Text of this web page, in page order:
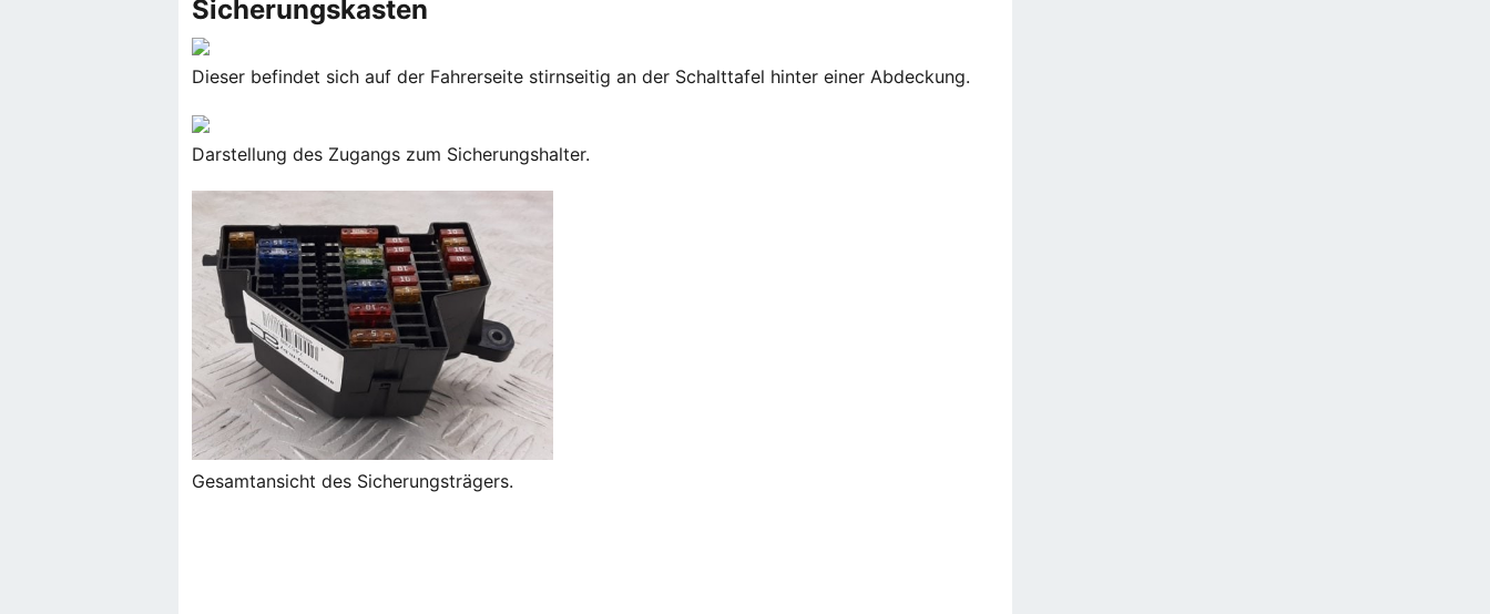
Sicherungskasten
Dieser befindet sich auf der Fahrerseite stirnseitig an der Schalttafel hinter einer Abdeckung.
Darstellung des Zugangs zum Sicherungshalter.
Gesamtansicht des Sicherungsträgers.